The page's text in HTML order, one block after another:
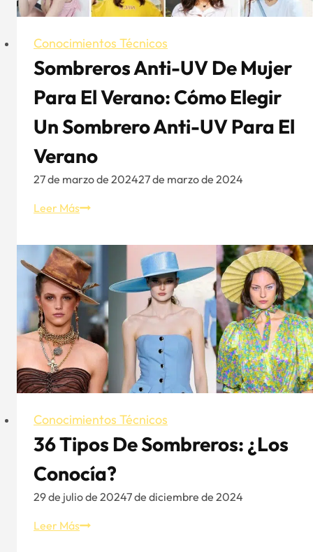
estilo
selección
Conocimientos Técnicos
Sombreros Anti-UV De Mujer
Para El Verano: Cómo Elegir
Un Sombrero Anti-UV Para El
Verano
27 de marzo de 202427 de marzo de 2024
Leer MásSombreros
UV
de
mujer
para
verano:
Cómo
elegir
un
anti-
para
el
Conocimientos Técnicos
36 Tipos De Sombreros: ¿los
Conocía?
29 de julio de 20247 de diciembre de 2024
Leer Más36